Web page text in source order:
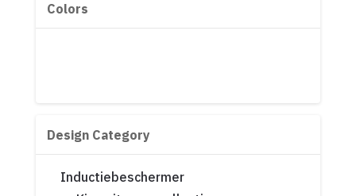
Colors
Design Category
Inductiebeschermer